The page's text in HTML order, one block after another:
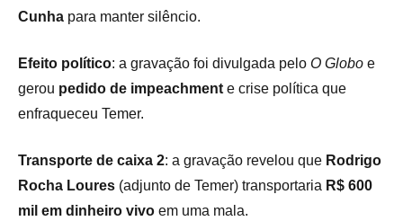
Cunha para manter silêncio.
Efeito político: a gravação foi divulgada pelo O Globo e
gerou pedido de impeachment e crise política que
enfraqueceu Temer.
Transporte de caixa 2: a gravação revelou que Rodrigo
Rocha Loures (adjunto de Temer) transportaria R$ 600
mil em dinheiro vivo em uma mala.